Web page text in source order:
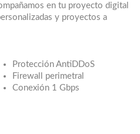
en tu proyecto digital
y proyectos a
Protección AntiDDoS
Firewall perimetral
Conexión 1 Gbps